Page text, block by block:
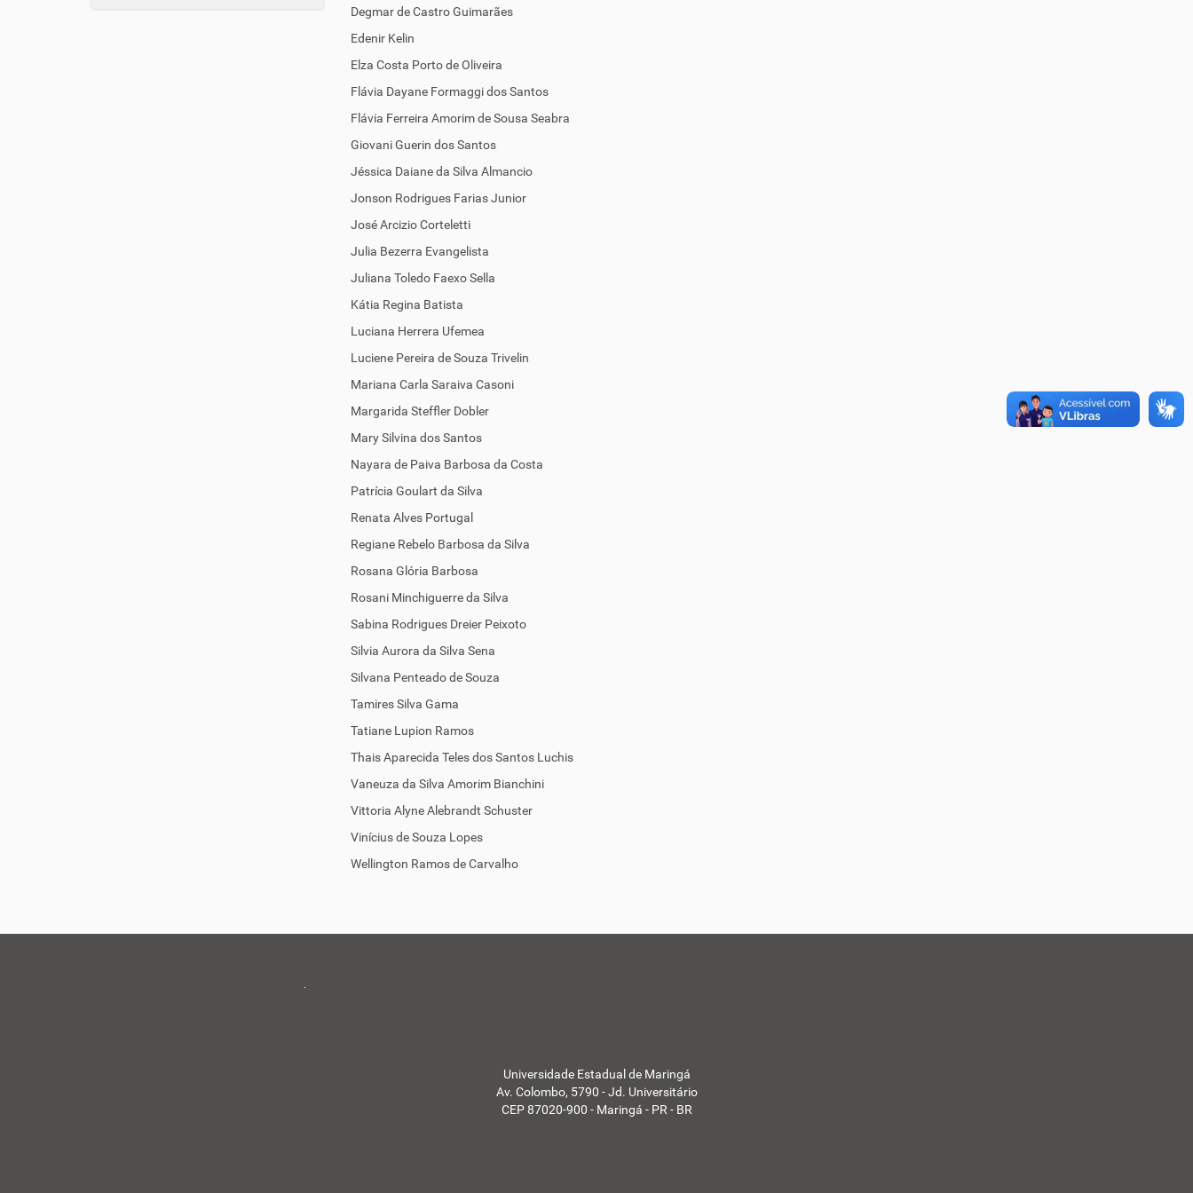
Degmar de Castro Guimarães
Edenir Kelin
Elza Costa Porto de Oliveira
Flávia Dayane Formaggi dos Santos
Flávia Ferreira Amorim de Sousa Seabra
Giovani Guerin dos Santos
Jéssica Daiane da Silva Almancio
Jonson Rodrigues Farias Junior
José Arcizio Corteletti
Julia Bezerra Evangelista
Juliana Toledo Faexo Sella
Kátia Regina Batista
Luciana Herrera Ufemea
Luciene Pereira de Souza Trivelin
Mariana Carla Saraiva Casoni
Margarida Steffler Dobler
Mary Silvina dos Santos
Nayara de Paiva Barbosa da Costa
Patrícia Goulart da Silva
Renata Alves Portugal
Regiane Rebelo Barbosa da Silva
Rosana Glória Barbosa
Rosani Minchiguerre da Silva
Sabina Rodrigues Dreier Peixoto
Silvia Aurora da Silva Sena
Silvana Penteado de Souza
Tamires Silva Gama
Tatiane Lupion Ramos
Thais Aparecida Teles dos Santos Luchis
Vaneuza da Silva Amorim Bianchini
Vittoria Alyne Alebrandt Schuster
Vinícius de Souza Lopes
Wellington Ramos de Carvalho
Universidade Estadual de Maringá
Av. Colombo, 5790 - Jd. Universitário
CEP 87020-900 - Maringá - PR - BR